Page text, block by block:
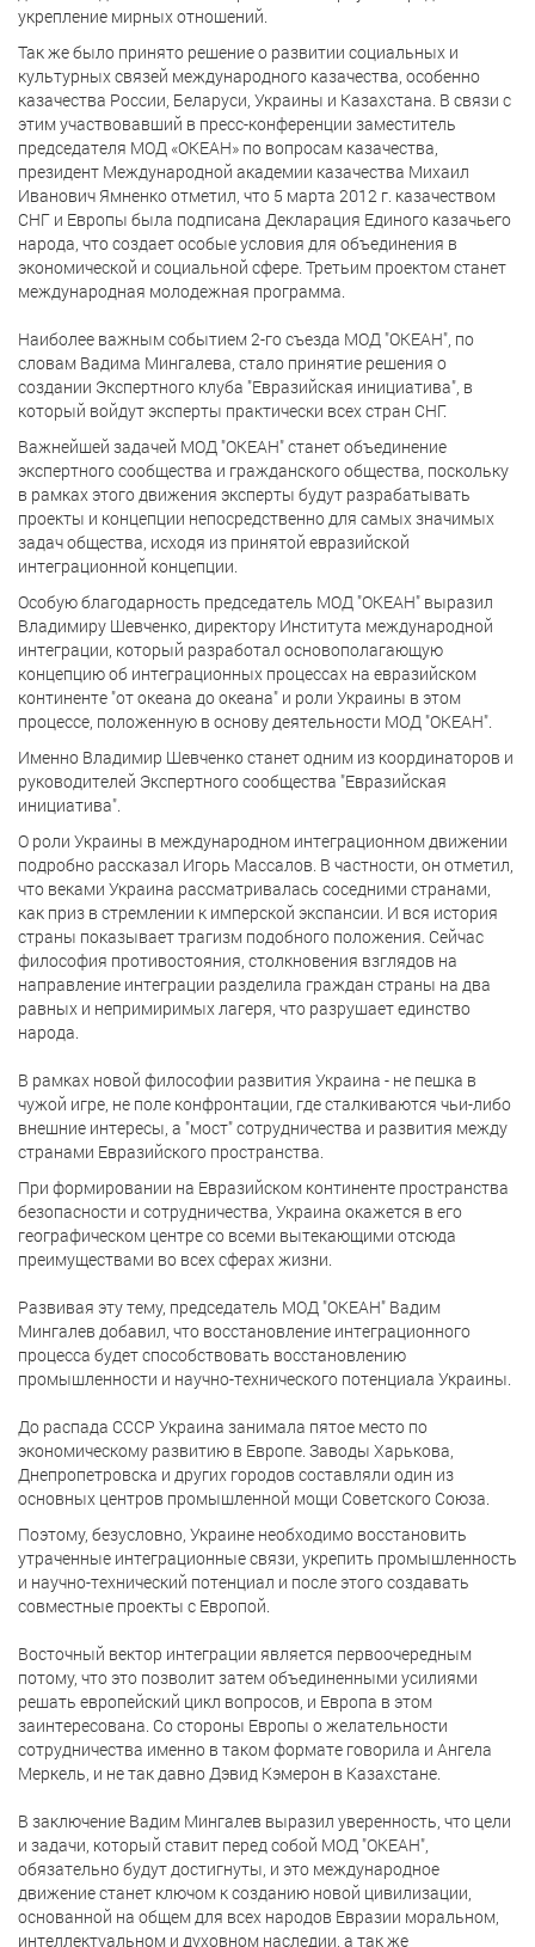
укрепление мирных отношений.
Так же было принято решение о развитии социальных и
культурных связей международного казачества, особенно
казачества России, Беларуси, Украины и Казахстана. В связи с
этим участвовавший в пресс-конференции заместитель
председателя МОД «ОКЕАН» по вопросам казачества,
президент Международной академии казачества Михаил
Иванович Ямненко отметил, что 5 марта 2012 г. казачеством
СНГ и Европы была подписана Декларация Единого казачьего
народа, что создает особые условия для объединения в
экономической и социальной сфере. Третьим проектом станет
международная молодежная программа.
Наиболее важным событием 2-го съезда МОД "ОКЕАН", по
словам Вадима Мингалева, стало принятие решения о
создании Экспертного клуба "Евразийская инициатива", в
который войдут эксперты практически всех стран СНГ.
Важнейшей задачей МОД "ОКЕАН" станет объединение
экспертного сообщества и гражданского общества, поскольку
в рамках этого движения эксперты будут разрабатывать
проекты и концепции непосредственно для самых значимых
задач общества, исходя из принятой евразийской
интеграционной концепции.
Особую благодарность председатель МОД "ОКЕАН" выразил
Владимиру Шевченко, директору Института международной
интеграции, который разработал основополагающую
концепцию об интеграционных процессах на евразийском
континенте "от океана до океана" и роли Украины в этом
процессе, положенную в основу деятельности МОД "ОКЕАН".
Именно Владимир Шевченко станет одним из координаторов и
руководителей Экспертного сообщества "Евразийская
инициатива".
О роли Украины в международном интеграционном движении
подробно рассказал Игорь Массалов. В частности, он отметил,
что веками Украина рассматривалась соседними странами,
как приз в стремлении к имперской экспансии. И вся история
страны показывает трагизм подобного положения. Сейчас
философия противостояния, столкновения взглядов на
направление интеграции разделила граждан страны на два
равных и непримиримых лагеря, что разрушает единство
народа.
В рамках новой философии развития Украина - не пешка в
чужой игре, не поле конфронтации, где сталкиваются чьи-либо
внешние интересы, а "мост" сотрудничества и развития между
странами Евразийского пространства.
При формировании на Евразийском континенте пространства
безопасности и сотрудничества, Украина окажется в его
географическом центре со всеми вытекающими отсюда
преимуществами во всех сферах жизни.
Развивая эту тему, председатель МОД "ОКЕАН" Вадим
Мингалев добавил, что восстановление интеграционного
процесса будет способствовать восстановлению
промышленности и научно-технического потенциала Украины.
До распада СССР Украина занимала пятое место по
экономическому развитию в Европе. Заводы Харькова,
Днепропетровска и других городов составляли один из
основных центров промышленной мощи Советского Союза.
Поэтому, безусловно, Украине необходимо восстановить
утраченные интеграционные связи, укрепить промышленность
и научно-технический потенциал и после этого создавать
совместные проекты с Европой.
Восточный вектор интеграции является первоочередным
потому, что это позволит затем объединенными усилиями
решать европейский цикл вопросов, и Европа в этом
заинтересована. Со стороны Европы о желательности
сотрудничества именно в таком формате говорила и Ангела
Меркель, и не так давно Дэвид Кэмерон в Казахстане.
В заключение Вадим Мингалев выразил уверенность, что цели
и задачи, который ставит перед собой МОД "ОКЕАН",
обязательно будут достигнуты, и это международное
движение станет ключом к созданию новой цивилизации,
основанной на общем для всех народов Евразии моральном,
интеллектуальном и духовном наследии, а так же